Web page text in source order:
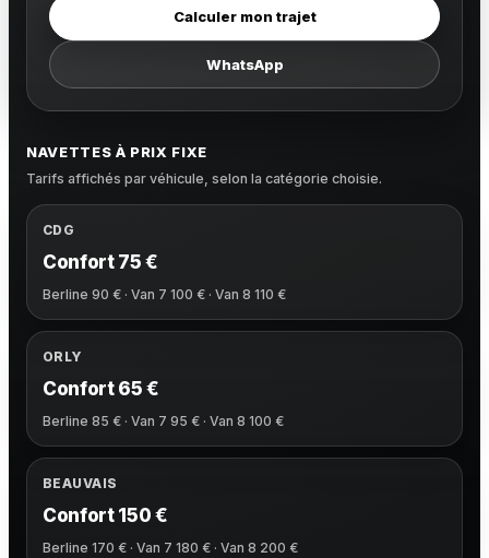
Calculer mon trajet
WhatsApp
NAVETTES À PRIX FIXE
Tarifs affichés par véhicule, selon la catégorie choisie.
CDG
Confort 75 €
Berline 90 € · Van 7 100 € · Van 8 110 €
ORLY
Confort 65 €
Berline 85 € · Van 7 95 € · Van 8 100 €
BEAUVAIS
Confort 150 €
Berline 170 € · Van 7 180 € · Van 8 200 €